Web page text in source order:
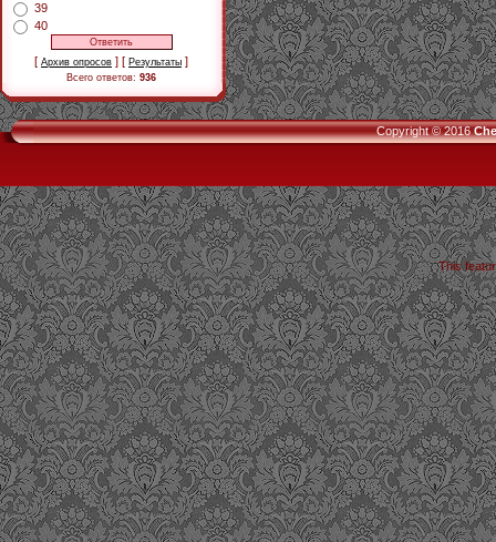
39
40
[ Архив опросов ] [ Результаты ]
Всего ответов: 936
Copyright © 2016
This